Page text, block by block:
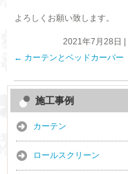
よろしくお願い致します。
2021年7月28日
← カーテンとベッドカーバー
施工事例
カーテン
ロールスクリーン